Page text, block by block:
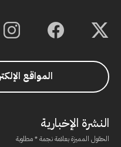
المواقع
النشرة الإخبارية
الحقول المميزة بعلامة نجمة * مطلوبة